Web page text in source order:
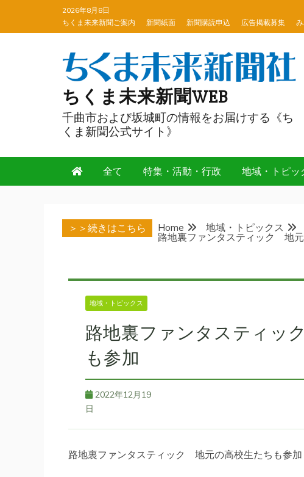
2026年8月8日
ちくま未来新聞ご案内
新聞紙面 新聞購読申込 広告掲載募集
ちくま未来新聞WEB
千曲市および坂城町の情報をお届けする《ち
くま新聞公式サイト》
全て 特集・活動・行政 地域・トピッ
＞＞続きはこちら Home
地域・トピックス
路地裏ファンタスティック 地
地域・トピックス
路地裏ファンタスティッ
も参加
2022年12月19
日
路地裏ファンタスティック 地元の高校生たちも参加